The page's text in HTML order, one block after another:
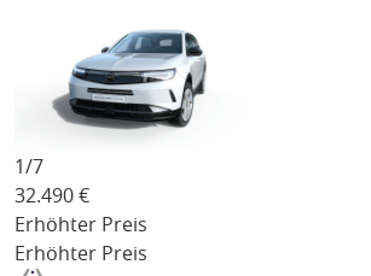
1/7
32.490 €
Erhöhter Preis
Erhöhter Preis